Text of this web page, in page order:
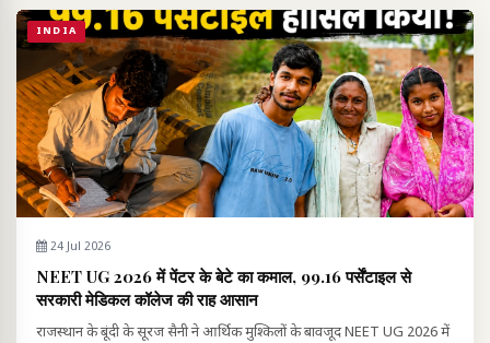
INDIA
24 Jul 2026
NEET UG 2026 में पेंटर के बेटे का कमाल, 99.16 पर्सेंटाइल से
सरकारी मेडिकल कॉलेज की राह आसान
राजस्थान के बूंदी के सूरज सैनी ने आर्थिक मुश्किलों के बावजूद NEET UG 2026 में